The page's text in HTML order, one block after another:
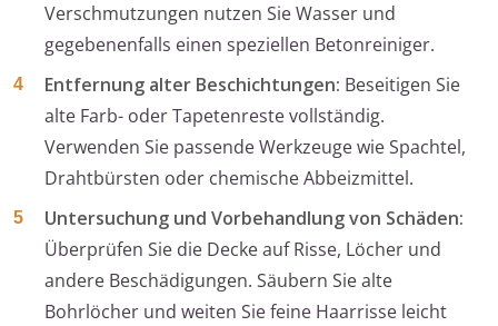
Verschmutzungen nutzen Sie Wasser und
gegebenenfalls einen speziellen Betonreiniger.
Entfernung alter Beschichtungen: Beseitigen Sie
alte Farb- oder Tapetenreste vollständig.
Verwenden Sie passende Werkzeuge wie Spachtel,
Drahtbürsten oder chemische Abbeizmittel.
Untersuchung und Vorbehandlung von Schäden:
Überprüfen Sie die Decke auf Risse, Löcher und
andere Beschädigungen. Säubern Sie alte
Bohrlöcher und weiten Sie feine Haarrisse leicht